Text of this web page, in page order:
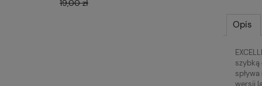
19,00 zł
Opis
szybką
wersji